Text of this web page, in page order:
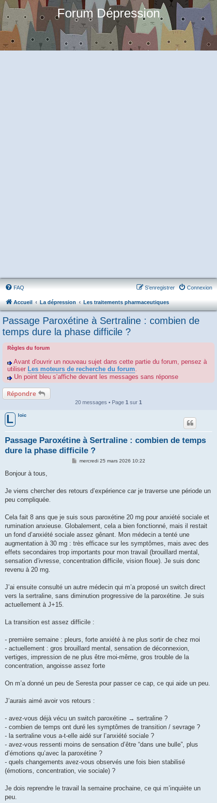
Forum Dépression
FAQ Connexion
S’enregistrer
Accueil La dépression Les traitements pharmaceutiques
Passage Paroxétine à Sertraline : combien de
temps dure la phase difficile ?
Règles du forum
Avant d'ouvrir un nouveau sujet dans cette partie du forum, pensez à
utiliser Les moteurs de recherche du forum.
Un point bleu s’affiche devant les messages sans réponse
Répondre
20 messages • Page 1 sur 1
L loic
Passage Paroxétine à Sertraline : combien de temps
dure la phase difficile ?
M
g
mercredi 25 mars 2026 10:22
Bonjour à tous,
Je viens chercher des retours d’expérience car je traverse une période un
peu compliquée.
Cela fait 8 ans que je suis sous paroxétine 20 mg pour anxiété sociale et
rumination anxieuse. Globalement, cela a bien fonctionné, mais il restait
un fond d’anxiété sociale assez gênant. Mon médecin a tenté une
augmentation à 30 mg : très efficace sur les symptômes, mais avec des
effets secondaires trop importants pour mon travail (brouillard mental,
sensation d’ivresse, concentration difficile, vision floue). Je suis donc
revenu à 20 mg.
J’ai ensuite consulté un autre médecin qui m’a proposé un switch direct
vers la sertraline, sans diminution progressive de la paroxétine. Je suis
actuellement à J+15.
La transition est assez difficile :
- première semaine : pleurs, forte anxiété à ne plus sortir de chez moi
- actuellement : gros brouillard mental, sensation de déconnexion,
vertiges, impression de ne plus être moi-même, gros trouble de la
concentration, angoisse assez forte
On m’a donné un peu de Seresta pour passer ce cap, ce qui aide un peu.
J’aurais aimé avoir vos retours :
- avez-vous déjà vécu un switch paroxétine → sertraline ?
- combien de temps ont duré les symptômes de transition / sevrage ?
- la sertraline vous a-t-elle aidé sur l’anxiété sociale ?
- avez-vous ressenti moins de sensation d’être “dans une bulle”, plus
d’émotions qu’avec la paroxétine ?
- quels changements avez-vous observés une fois bien stabilisé
(émotions, concentration, vie sociale) ?
Je dois reprendre le travail la semaine prochaine, ce qui m’inquiète un
peu.